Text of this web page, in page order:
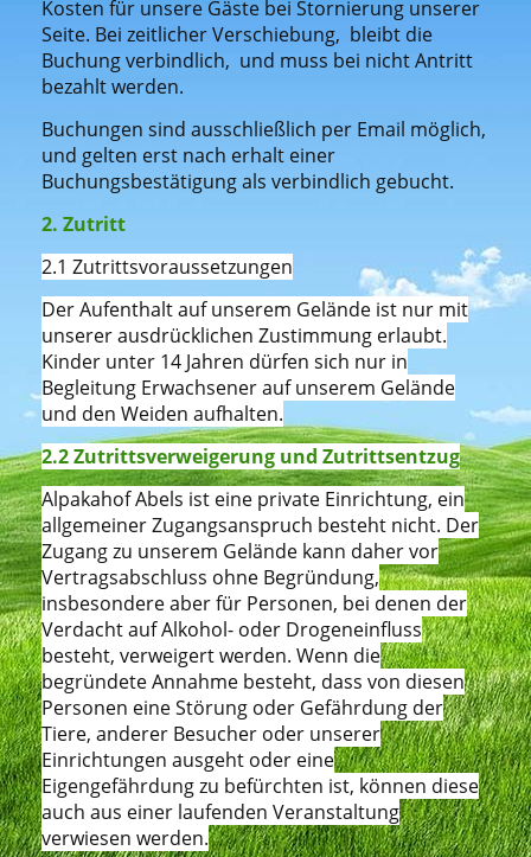
Kosten für unsere Gäste bei Stornierung unserer
Seite. Bei zeitlicher Verschiebung, bleibt die
Buchung verbindlich, und muss bei nicht Antritt
bezahlt werden.
Buchungen sind ausschließlich per Email möglich,
und gelten erst nach erhalt einer
Buchungsbestätigung als verbindlich gebucht.
2. Zutritt
2.1 Zutrittsvoraussetzungen
Der Aufenthalt auf unserem Gelände ist nur mit
unserer ausdrücklichen Zustimmung erlaubt.
Kinder unter 14 Jahren dürfen sich nur in
Begleitung Erwachsener auf unserem Gelände
und den Weiden aufhalten.
2.2 Zutrittsverweigerung und Zutrittsentzug
Alpakahof Abels ist eine private Einrichtung, ein
allgemeiner Zugangsanspruch besteht nicht. Der
Zugang zu unserem Gelände kann daher vor
Vertragsabschluss ohne Begründung,
insbesondere aber für Personen, bei denen der
Verdacht auf Alkohol- oder Drogeneinfluss
besteht, verweigert werden. Wenn die
begründete Annahme besteht, dass von diesen
Personen eine Störung oder Gefährdung der
Tiere, anderer Besucher oder unserer
Einrichtungen ausgeht oder eine
Eigengefährdung zu befürchten ist, können diese
auch aus einer laufenden Veranstaltung
verwiesen werden.